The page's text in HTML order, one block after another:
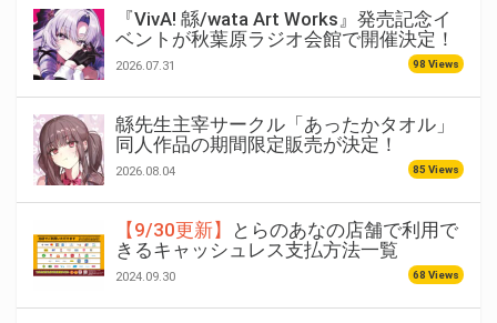
『VivA! 緜/wata Art Works』発売記念イ
ベントが秋葉原ラジオ会館で開催決定！
2026.07.31 98 Views
緜先生主宰サークル「あったかタオル」
同人作品の期間限定販売が決定！
2026.08.04 85 Views
【9/30更新】
とらのあなの店舗で利用で
きるキャッシュレス支払方法一覧
2024.09.30 68 Views